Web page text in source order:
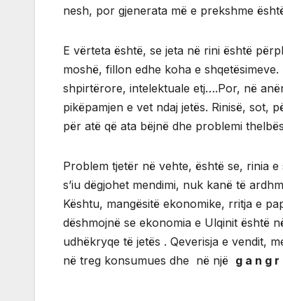
nesh, por gjenerata më e prekshme
E vërteta është, se jeta në rini është
moshë, fillon edhe koha e
shpirtërore, intelektuale etj….Por, në
pikëpamjen e vet ndaj jetës. Rinisë, sot,
për atë që ata bëjnë dhe problemi
Problem tjetër në vehte, është se, rinia
s’iu dëgjohet mendimi, nuk kanë të
Kështu, mangësitë ekonomike, rritja e
dëshmojnë se ekonomia e Ulqinit është
udhëkryqe të jetës . Qeverisja e vendit,
në treg konsumues dhe në një g a n g r